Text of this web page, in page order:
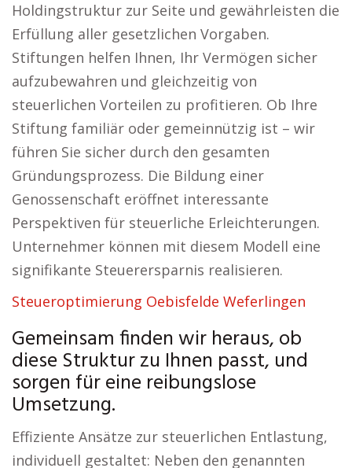
Holdingstruktur zur Seite und gewährleisten die
Erfüllung aller gesetzlichen Vorgaben.
Stiftungen helfen Ihnen, Ihr Vermögen sicher
aufzubewahren und gleichzeitig von
steuerlichen Vorteilen zu profitieren. Ob Ihre
Stiftung familiär oder gemeinnützig ist – wir
führen Sie sicher durch den gesamten
Gründungsprozess. Die Bildung einer
Genossenschaft eröffnet interessante
Perspektiven für steuerliche Erleichterungen.
Unternehmer können mit diesem Modell eine
signifikante Steuerersparnis realisieren.
Steueroptimierung Oebisfelde Weferlingen
Gemeinsam finden wir heraus, ob
diese Struktur zu Ihnen passt, und
sorgen für eine reibungslose
Umsetzung.
Effiziente Ansätze zur steuerlichen Entlastung,
individuell gestaltet: Neben den genannten